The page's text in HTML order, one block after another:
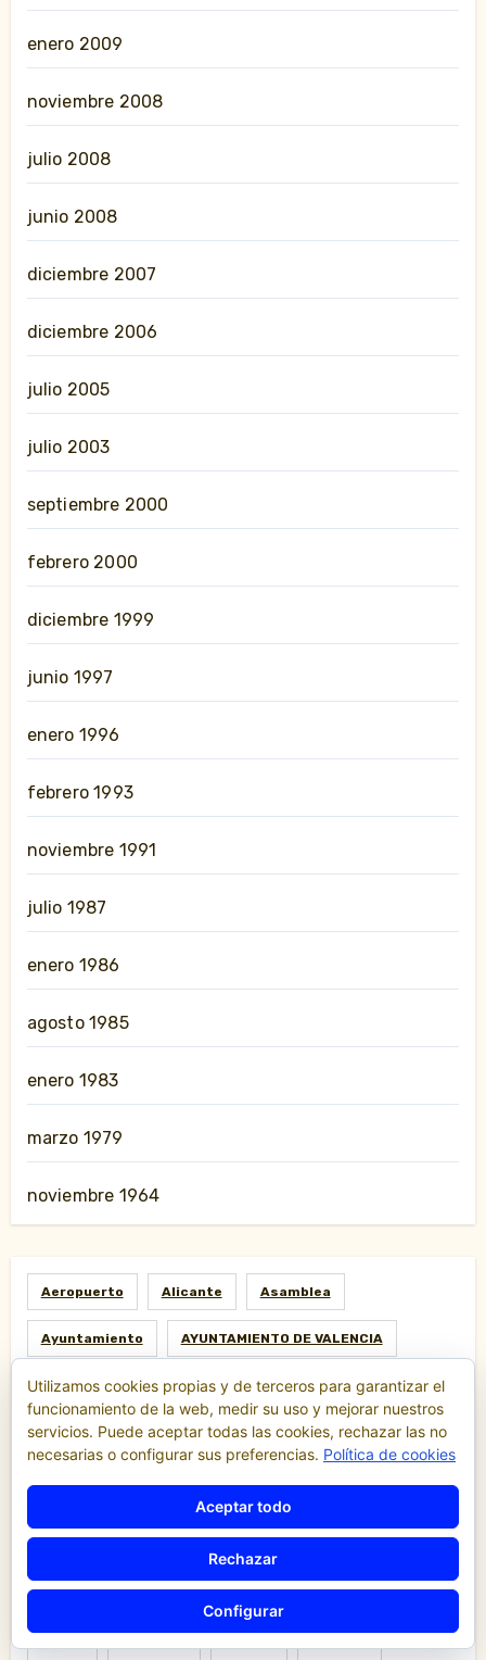
enero 2009
noviembre 2008
julio 2008
junio 2008
diciembre 2007
diciembre 2006
julio 2005
julio 2003
septiembre 2000
febrero 2000
diciembre 1999
junio 1997
enero 1996
febrero 1993
noviembre 1991
julio 1987
enero 1986
agosto 1985
enero 1983
marzo 1979
noviembre 1964
Aeropuerto Alicante Asamblea
Ayuntamiento AYUNTAMIENTO DE VALENCIA
Barcelona Cabify Canarias
Conselleria De Infraestructuras Y Transporte
Malaga Manifestación
Utilizamos cookies propias y de terceros para garantizar el
funcionamiento de la web, medir su uso y mejorar nuestros
servicios. Puede aceptar todas las cookies, rechazar las no
necesarias o configurar sus preferencias. Política de cookies
Aceptar todo
Rechazar
Configurar